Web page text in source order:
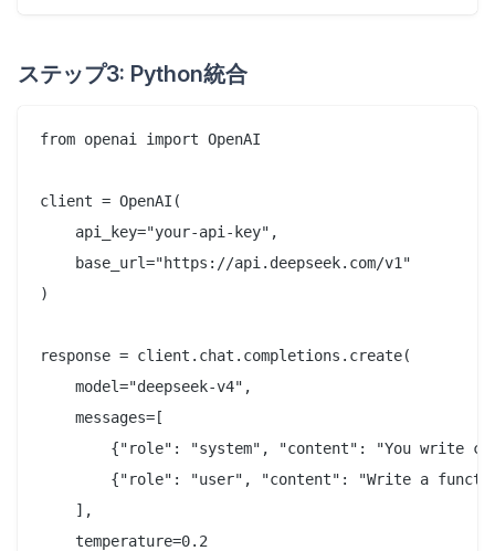
ステップ3: Python統合
from openai import OpenAI
client = OpenAI(
    api_key="your-api-key",
    base_url="https://api.deepseek.com/v1"
)
response = client.chat.completions.create(
    model="deepseek-v4",
    messages=[
{"role": "system", "content": "You write
{"role": "user", "content": "Write a
    ],
    temperature=0.2